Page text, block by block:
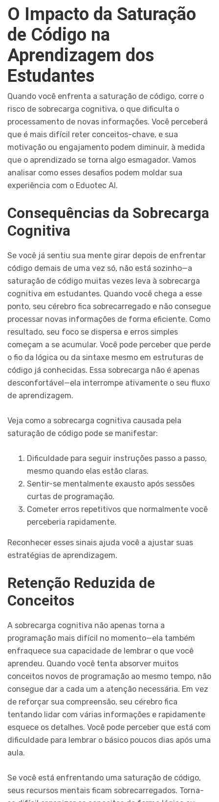
O Impacto da Saturação
de Código na
Aprendizagem dos
Estudantes
Quando você enfrenta a saturação de código, corre o
risco de sobrecarga cognitiva, o que dificulta o
processamento de novas informações. Você perceberá
que é mais difícil reter conceitos-chave, e sua
motivação ou engajamento podem diminuir, à medida
que o aprendizado se torna algo esmagador. Vamos
analisar como esses desafios podem moldar sua
experiência com o Eduotec AI.
Consequências da Sobrecarga
Cognitiva
Se você já sentiu sua mente girar depois de enfrentar
código demais de uma vez só, não está sozinho—a
saturação de código muitas vezes leva à sobrecarga
cognitiva em estudantes. Quando você chega a esse
ponto, seu cérebro fica sobrecarregado e não consegue
processar novas informações de forma eficiente. Como
resultado, seu foco se dispersa e erros simples
começam a se acumular. Você pode perceber que perde
o fio da lógica ou da sintaxe mesmo em estruturas de
código já conhecidas. Essa sobrecarga não é apenas
desconfortável—ela interrompe ativamente o seu fluxo
de aprendizagem.
Veja como a sobrecarga cognitiva causada pela
saturação de código pode se manifestar:
Dificuldade para seguir instruções passo a passo,
mesmo quando elas estão claras.
Sentir-se mentalmente exausto após sessões
curtas de programação.
Cometer erros repetitivos que normalmente você
perceberia rapidamente.
Reconhecer esses sinais ajuda você a ajustar suas
estratégias de aprendizagem.
Retenção Reduzida de
Conceitos
A sobrecarga cognitiva não apenas torna a
programação mais difícil no momento—ela também
enfraquece sua capacidade de lembrar o que você
aprendeu. Quando você tenta absorver muitos
conceitos novos de programação ao mesmo tempo, não
consegue dar a cada um a atenção necessária. Em vez
de reforçar sua compreensão, seu cérebro fica
tentando lidar com várias informações e rapidamente
esquece os detalhes. Você pode perceber que está com
dificuldade para lembrar o básico poucos dias após uma
aula.
Se você está enfrentando uma saturação de código,
seus recursos mentais ficam sobrecarregados. Torna-